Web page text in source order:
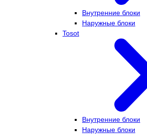
Внутренние блоки
Наружные блоки
Tosot
Внутренние блоки
Наружные блоки